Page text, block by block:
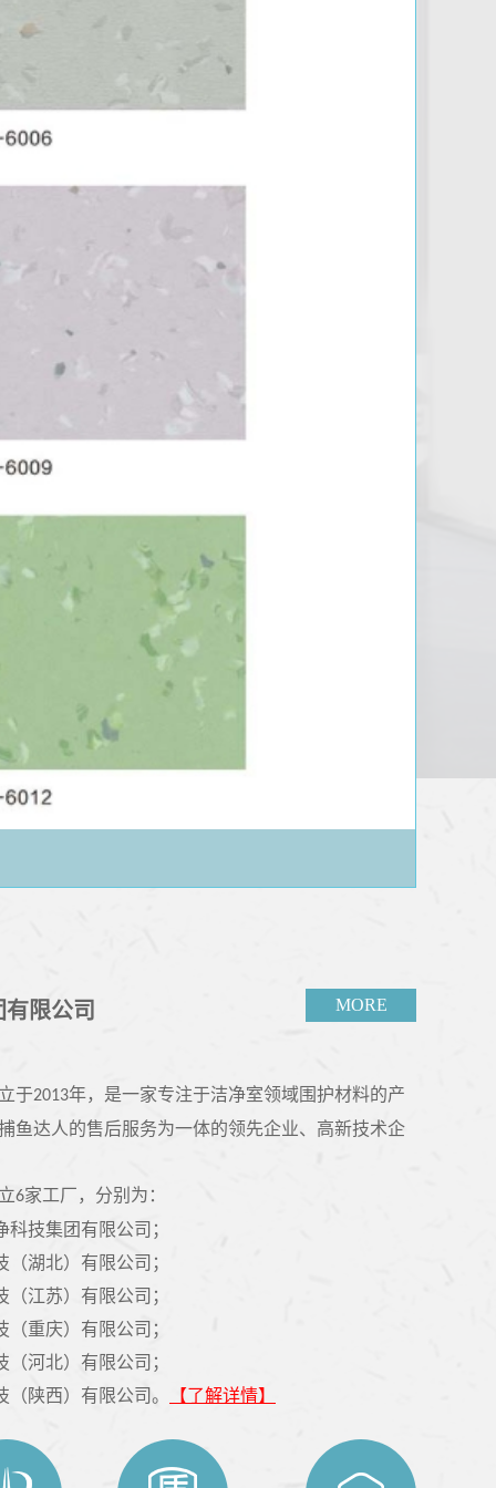
鄂尔多斯静电工业-华电系列
限公司 MORE
于2013年，是一家专注于洁净室领域围护材料的产
鱼达人的售后服务为一体的领先企业、高新技术企
6家工厂，分别为：
技集团有限公司；
湖北）有限公司；
江苏）有限公司；
重庆）有限公司；
河北）有限公司；
陕西）有限公司。
【了解详情】